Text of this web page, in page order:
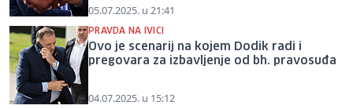
05.07.2025. u 21:41
PRAVDA NA IVICI
Ovo je scenarij na kojem Dodik radi i
pregovara za izbavljenje od bh. pravosuđa
04.07.2025. u 15:12